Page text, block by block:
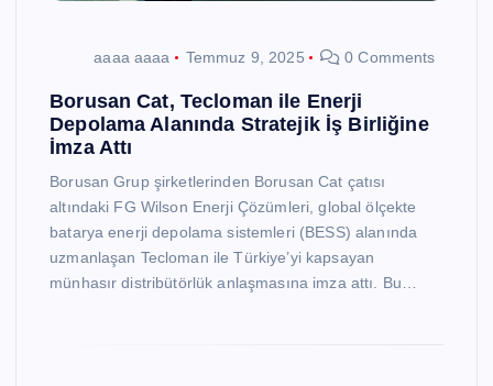
aaaa aaaa Temmuz 9, 2025 0 Comments
Borusan Cat, Tecloman ile Enerji
Depolama Alanında Stratejik İş Birliğine
İmza Attı
Borusan Grup şirketlerinden Borusan Cat çatısı
altındaki FG Wilson Enerji Çözümleri, global ölçekte
batarya enerji depolama sistemleri (BESS) alanında
uzmanlaşan Tecloman ile Türkiye’yi kapsayan
münhasır distribütörlük anlaşmasına imza attı. Bu…